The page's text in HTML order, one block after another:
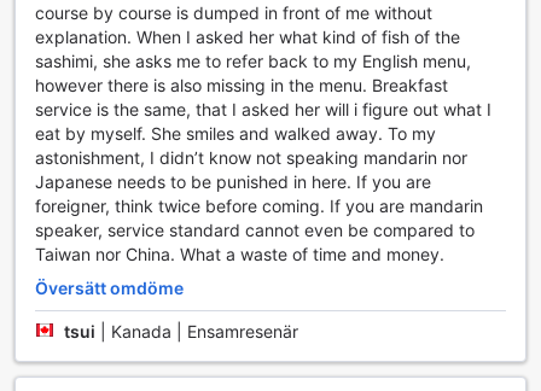
Atami Sekitei erbjuder sina gäster en bekväm och smidig
transportupplevelse, vilket gör det enkelt att utforska den
vackra staden Atami och dess omgivningar. Hotellet har ett
rymligt parkeringsområde där gäster kan parkera sina bilar
kostnadsfritt, vilket ger en extra nivå av bekvämlighet för
dem som väljer att köra. Denna gratis parkering gör det
möjligt för besökare att njuta av sin vistelse utan att
behöva oroa sig för parkeringskostnader.
För dem som föredrar att överlåta körningen till någon
annan erbjuder Atami Sekitei en pålitlig taxitjänst. Detta gör
det enkelt att ta sig till och från hotellet, samt att utforska
lokala attraktioner utan besvär. Oavsett om du planerar en
dagsutflykt eller en kväll på stan, kan du alltid räkna med
att få en bekväm och säker transportlösning direkt från
course by course is dumped in front of me without
explanation. When I asked her what kind of fish of the
sashimi, she asks me to refer back to my English menu,
however there is also missing in the menu. Breakfast
service is the same, that I asked her will i figure out what I
eat by myself. She smiles and walked away. To my
astonishment, I didn’t know not speaking mandarin nor
Japanese needs to be punished in here. If you are
foreigner, think twice before coming. If you are mandarin
speaker, service standard cannot even be compared to
Taiwan nor China. What a waste of time and money.
Översätt omdöme
tsui Kanada | Ensamresenär